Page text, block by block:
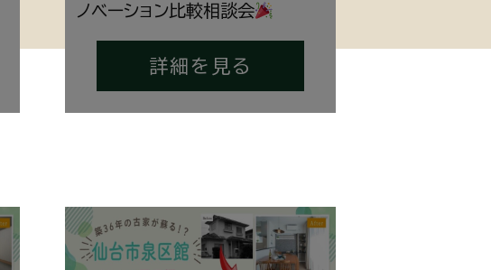
ノベーション比較相談会
詳細を見る